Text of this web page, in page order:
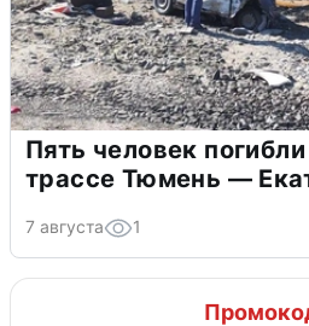
Пять человек
трассе Тюмень —
7 августа 1